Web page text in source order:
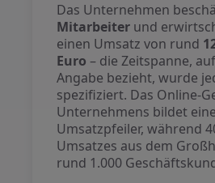
Das Unternehmen
Mitarbeiter und
einen Umsatz von rund
Euro – die Zeitspanne,
Angabe bezieht, wurde
spezifiziert. Das Online-
Unternehmens bildet
Umsatzpfeiler, während
Umsatzes aus dem
rund 1.000